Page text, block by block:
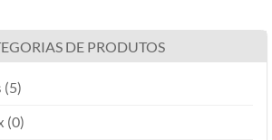
DE PRODUTOS
(5)
(0)